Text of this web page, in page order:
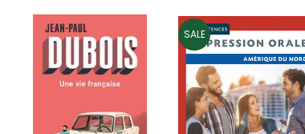
SALE